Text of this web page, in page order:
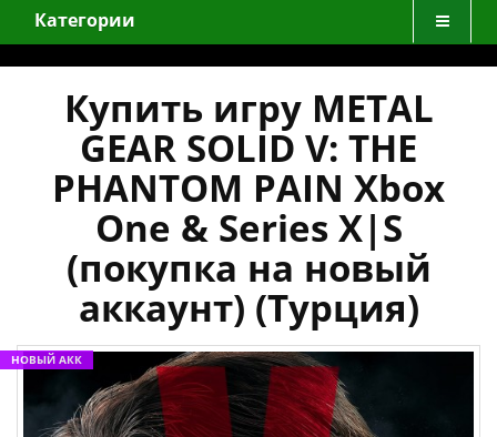
Категории
Купить игру METAL
GEAR SOLID V: THE
PHANTOM PAIN Xbox
One & Series X|S
(покупка на новый
аккаунт) (Турция)
НОВЫЙ АКК